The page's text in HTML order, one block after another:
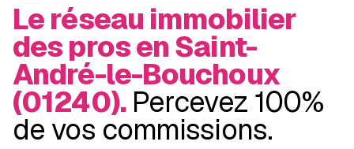
Le réseau immobilier
des pros en Saint-
André-le-Bouchoux
(01240). Percevez 100%
de vos commissions.